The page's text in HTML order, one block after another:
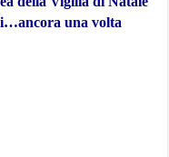
una volta